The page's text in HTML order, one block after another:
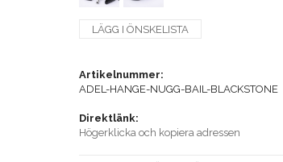
LÄGG I ÖNSKELISTA
Artikelnummer:
ADEL-HANGE-NUGG-BAIL-BLACKSTONE
Direktlänk:
Högerklicka och kopiera adressen